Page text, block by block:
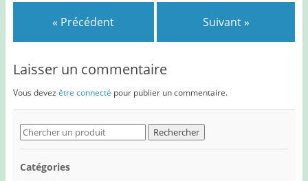
« Précédent Suivant »
Laisser un commentaire
Vous devez être connecté pour publier un commentaire.
Search
for:
Catégories